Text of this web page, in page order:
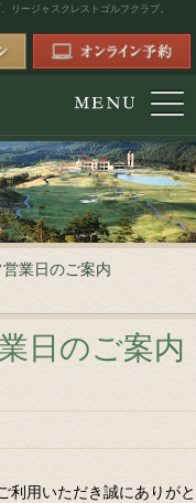
リージャスクレストゴルフクラブ。
業日のご案内
日のご案内
利用いただき誠にありがと